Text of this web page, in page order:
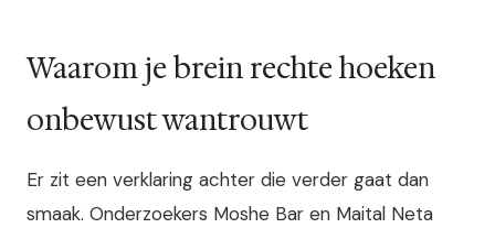
Waarom je brein rechte hoeken
onbewust wantrouwt
Er zit een verklaring achter die verder gaat dan
smaak. Onderzoekers Moshe Bar en Maital Neta